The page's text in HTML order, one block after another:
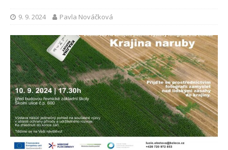
9. 9. 2024 Pavla Nováčková